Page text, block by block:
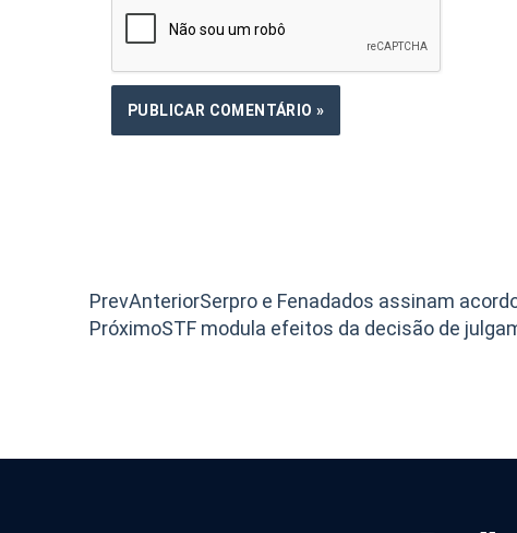
PrevAnteriorSerpro e Fenadados assinam
PróximoSTF modula efeitos da decisão de